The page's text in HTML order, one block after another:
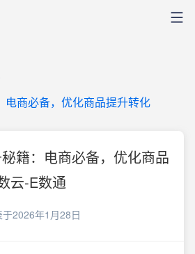
电商必备，优化商品提升转化
籍：电商必备，优化商品
云-E数通
于2026年1月28日